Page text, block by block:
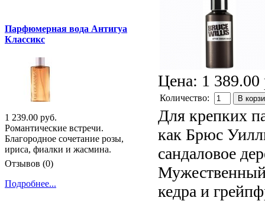
Цена: 1 389.00
Количество: В
Для крепких
как Брюс
сандаловое
кедра и
Парфюмерная вода Антигуа
Классикс
1 239.00 руб.
Романтические встречи.
Благородное сочетание розы,
ириса, фиалки и жасмина.
Отзывов (0)
Подробнее...